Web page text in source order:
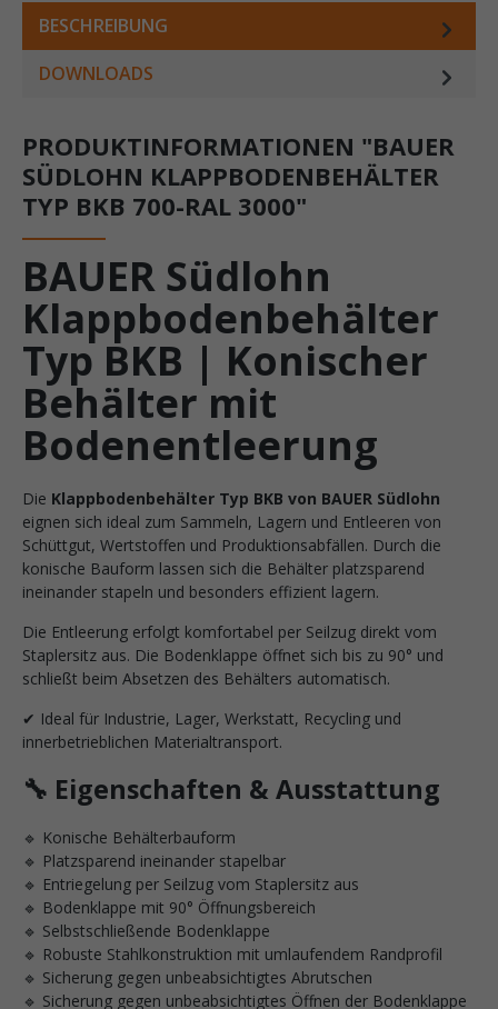
BESCHREIBUNG
DOWNLOADS
PRODUKTINFORMATIONEN "BAUER
SÜDLOHN KLAPPBODENBEHÄLTER
TYP BKB 700-RAL 3000"
BAUER Südlohn
Klappbodenbehälter
Typ BKB | Konischer
Behälter mit
Bodenentleerung
Die Klappbodenbehälter Typ BKB von BAUER Südlohn
eignen sich ideal zum Sammeln, Lagern und Entleeren von
Schüttgut, Wertstoffen und Produktionsabfällen. Durch die
konische Bauform lassen sich die Behälter platzsparend
ineinander stapeln und besonders effizient lagern.
Die Entleerung erfolgt komfortabel per Seilzug direkt vom
Staplersitz aus. Die Bodenklappe öffnet sich bis zu 90° und
schließt beim Absetzen des Behälters automatisch.
✔ Ideal für Industrie, Lager, Werkstatt, Recycling und
innerbetrieblichen Materialtransport.
🔧 Eigenschaften & Ausstattung
🔹 Konische Behälterbauform
🔹 Platzsparend ineinander stapelbar
🔹 Entriegelung per Seilzug vom Staplersitz aus
🔹 Bodenklappe mit 90° Öffnungsbereich
🔹 Selbstschließende Bodenklappe
🔹 Robuste Stahlkonstruktion mit umlaufendem Randprofil
🔹 Sicherung gegen unbeabsichtigtes Abrutschen
🔹 Sicherung gegen unbeabsichtigtes Öffnen der Bodenklappe